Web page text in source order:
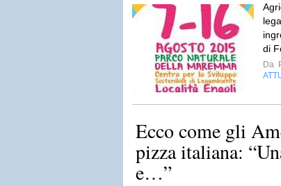
di
Da
Ecco come gli
pizza italiana:
e…”